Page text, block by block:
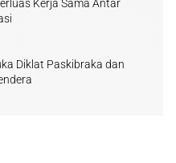
Kerja Sama Antar
Diklat Paskibraka dan